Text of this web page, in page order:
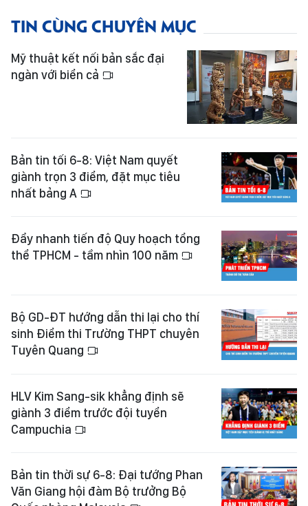
TIN CÙNG CHUYÊN MỤC
Mỹ thuật kết nối bản sắc đại
ngàn với biển cả
Bản tin tối 6-8: Việt Nam quyết
giành trọn 3 điểm, đặt mục tiêu
nhất bảng A
Đẩy nhanh tiến độ Quy hoạch tổng
thể TPHCM - tầm nhìn 100 năm
Bộ GD-ĐT hướng dẫn thi lại cho thí
sinh Điểm thi Trường THPT chuyên
Tuyên Quang
HLV Kim Sang-sik khẳng định sẽ
giành 3 điểm trước đội tuyển
Campuchia
Bản tin thời sự 6-8: Đại tướng Phan
Văn Giang hội đàm Bộ trưởng Bộ